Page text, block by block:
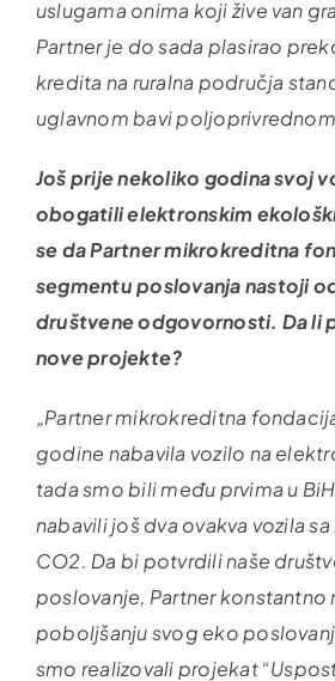
uslugama onima koji žive van
Partner je do sada plasirao
kredita na ruralna područja
uglavnom bavi
Još prije nekoliko godina svoj
obogatili elektronskim
se da Partner mikrokreditna
segmentu poslovanja nastoji
društvene odgovornosti. Da li
nove projekte?
„Partner mikrokreditna
godine nabavila vozilo na
tada smo bili među prvima u
nabavili još dva ovakva vozila
CO2. Da bi potvrdili naše
poslovanje, Partner konstantno
poboljšanju svog eko
smo realizovali projekat